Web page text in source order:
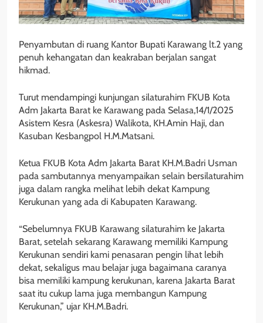
Penyambutan di ruang Kantor Bupati Karawang lt.2 yang
penuh kehangatan dan keakraban berjalan sangat
hikmad.
Turut mendampingi kunjungan silaturahim FKUB Kota
Adm Jakarta Barat ke Karawang pada Selasa,14/1/2025
Asistem Kesra (Askesra) Walikota, KH.Amin Haji, dan
Kasuban Kesbangpol H.M.Matsani.
Ketua FKUB Kota Adm Jakarta Barat KH.M.Badri Usman
pada sambutannya menyampaikan selain bersilaturahim
juga dalam rangka melihat lebih dekat Kampung
Kerukunan yang ada di Kabupaten Karawang.
“Sebelumnya FKUB Karawang silaturahim ke Jakarta
Barat, setelah sekarang Karawang memiliki Kampung
Kerukunan sendiri kami penasaran pengin lihat lebih
dekat, sekaligus mau belajar juga bagaimana caranya
bisa memiliki kampung kerukunan, karena Jakarta Barat
saat itu cukup lama juga membangun Kampung
Kerukunan,” ujar KH.M.Badri.